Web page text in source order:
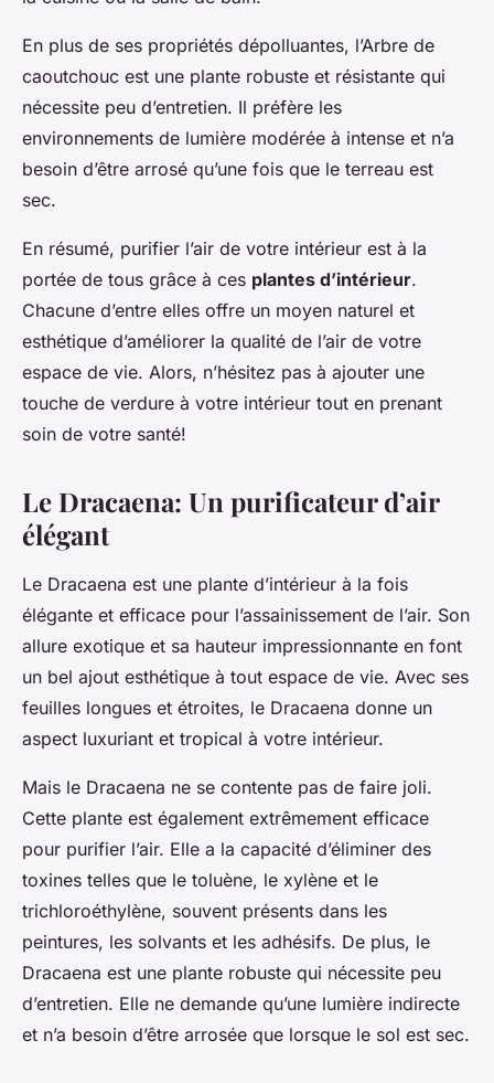
En plus de ses propriétés dépolluantes, l’Arbre de
caoutchouc est une plante robuste et résistante qui
nécessite peu d’entretien. Il préfère les
environnements de lumière modérée à intense et n’a
besoin d’être arrosé qu’une fois que le terreau est
sec.
En résumé, purifier l’air de votre intérieur est à la
portée de tous grâce à ces plantes d’intérieur.
Chacune d’entre elles offre un moyen naturel et
esthétique d’améliorer la qualité de l’air de votre
espace de vie. Alors, n’hésitez pas à ajouter une
touche de verdure à votre intérieur tout en prenant
soin de votre santé!
Le Dracaena: Un purificateur d’air
élégant
Le Dracaena est une plante d’intérieur à la fois
élégante et efficace pour l’assainissement de l’air. Son
allure exotique et sa hauteur impressionnante en font
un bel ajout esthétique à tout espace de vie. Avec ses
feuilles longues et étroites, le Dracaena donne un
aspect luxuriant et tropical à votre intérieur.
Mais le Dracaena ne se contente pas de faire joli.
Cette plante est également extrêmement efficace
pour purifier l’air. Elle a la capacité d’éliminer des
toxines telles que le toluène, le xylène et le
trichloroéthylène, souvent présents dans les
peintures, les solvants et les adhésifs. De plus, le
Dracaena est une plante robuste qui nécessite peu
d’entretien. Elle ne demande qu’une lumière indirecte
et n’a besoin d’être arrosée que lorsque le sol est sec.